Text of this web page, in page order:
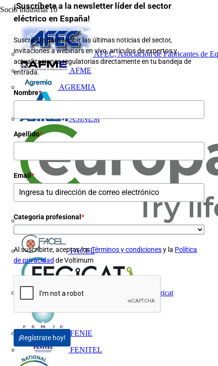
Socio industrial 10
AFEC, Asociación de Fabricantes de
AFME
AGREMIA
ASINEM
FACEL
Fegicat
FENIE
FENITEL
¡Suscríbete a la newsletter líder del sector
eléctrico en España!
Suscríbete para recibir las últimas noticias del sector,
invitaciones a webinars en vivo, artículos de expertos y
actualizaciones regulatorias directamente en tu bandeja de
entrada.
Nombre*
Apellido*
Email *
Categoria profesional *
Al suscribirte, aceptas losTérminos y condicionesy la Política
de privacidad de Voltimum
¡Regístrate hoy!